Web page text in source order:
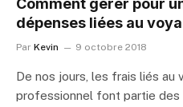
Comment gérer pour
dépenses liées au
Par Kevin 9 octobre 2018
De nos jours, les frais liés au
professionnel font partie des